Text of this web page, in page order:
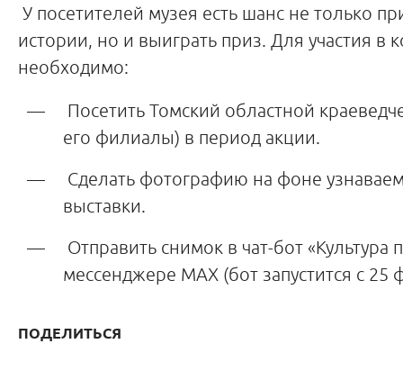
У посетителей музея есть шанс не только
истории, но и выиграть приз. Для участия в
необходимо:
Посетить Томский областной
его филиалы) в период акции.
Сделать фотографию на фоне
выставки.
Отправить снимок в чат-бот «Культура
мессенджере MAX (бот запустится с 25
ПОДЕЛИТЬСЯ